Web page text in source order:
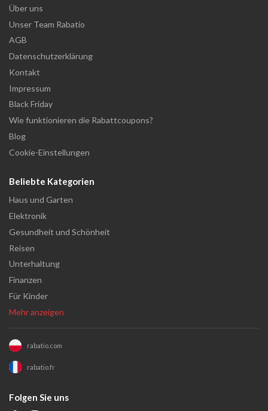
Über uns
Unser Team Rabatio
AGB
Datenschutzerklärung
Kontakt
Impressum
Black Friday
Wie funktionieren die Rabattcoupons?
Blog
Cookie-Einstellungen
Beliebte Kategorien
Haus und Garten
Elektronik
Gesundheit und Schönheit
Reisen
Unterhaltung
Finanzen
Für Kinder
Mehr anzeigen
rabatio.com
rabatio.fr
Folgen Sie uns